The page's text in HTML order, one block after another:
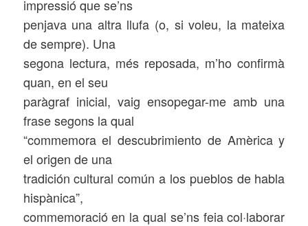
impressió que se’ns
penjava una altra llufa (o, si voleu, la mateixa
de sempre). Una
segona lectura, més reposada, m’ho confirmà
quan, en el seu
paràgraf inicial, vaig ensopegar-me amb una
frase segons la qual
“commemora el descubrimiento de Amèrica y
el origen de una
tradición cultural común a los pueblos de habla
hispànica”,
commemoració en la qual se’ns feia col·laborar